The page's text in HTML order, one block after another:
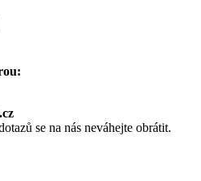
se na nás neváhejte obrátit.